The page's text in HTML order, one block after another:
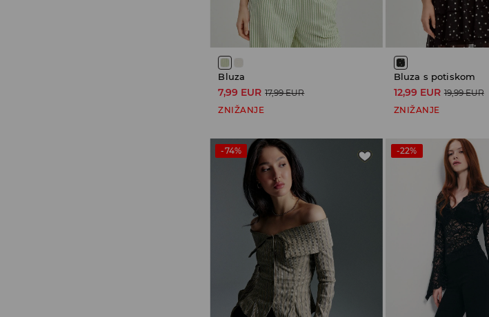
Bluza
7,99 EUR 17,99 EUR
ZNIŽANJE
Bluza s potiskom
12,99 EUR 19,99 EUR
ZNIŽANJE
-74% -22%